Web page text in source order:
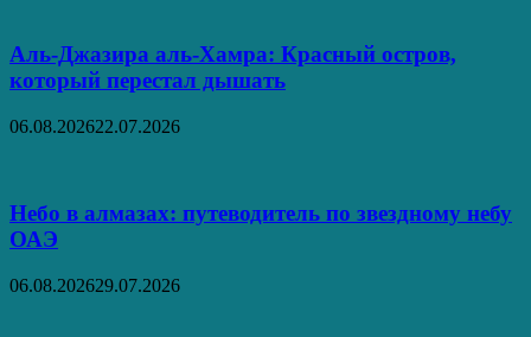
Аль‑Джазира аль‑Хамра: Красный остров,
который перестал дышать
06.08.202622.07.2026
Небо в алмазах: путеводитель по звездному небу
ОАЭ
06.08.202629.07.2026